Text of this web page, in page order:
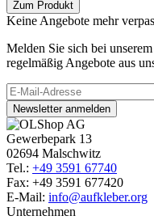
Zum Produkt
Keine Angebote mehr
Melden Sie sich bei
regelmäßig Angebote aus
Newsletter anmelden
Gewerbepark 13
02694 Malschwitz
Tel.: +49 3591 67740
Fax: +49 3591 677420
E-Mail: info@aufkleber.org
Unternehmen